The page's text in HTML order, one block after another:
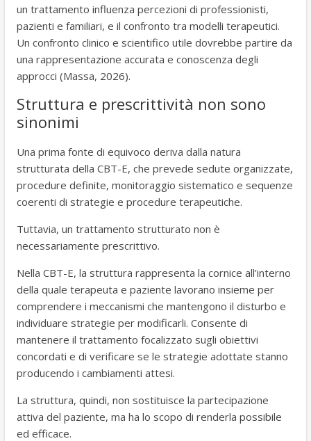
un trattamento influenza percezioni di professionisti,
pazienti e familiari, e il confronto tra modelli terapeutici.
Un confronto clinico e scientifico utile dovrebbe partire da
una rappresentazione accurata e conoscenza degli
approcci (Massa, 2026).
Struttura e prescrittività non sono
sinonimi
Una prima fonte di equivoco deriva dalla natura
strutturata della CBT-E, che prevede sedute organizzate,
procedure definite, monitoraggio sistematico e sequenze
coerenti di strategie e procedure terapeutiche.
Tuttavia, un trattamento strutturato non è
necessariamente prescrittivo.
Nella CBT-E, la struttura rappresenta la cornice all’interno
della quale terapeuta e paziente lavorano insieme per
comprendere i meccanismi che mantengono il disturbo e
individuare strategie per modificarli. Consente di
mantenere il trattamento focalizzato sugli obiettivi
concordati e di verificare se le strategie adottate stanno
producendo i cambiamenti attesi.
La struttura, quindi, non sostituisce la partecipazione
attiva del paziente, ma ha lo scopo di renderla possibile
ed efficace.